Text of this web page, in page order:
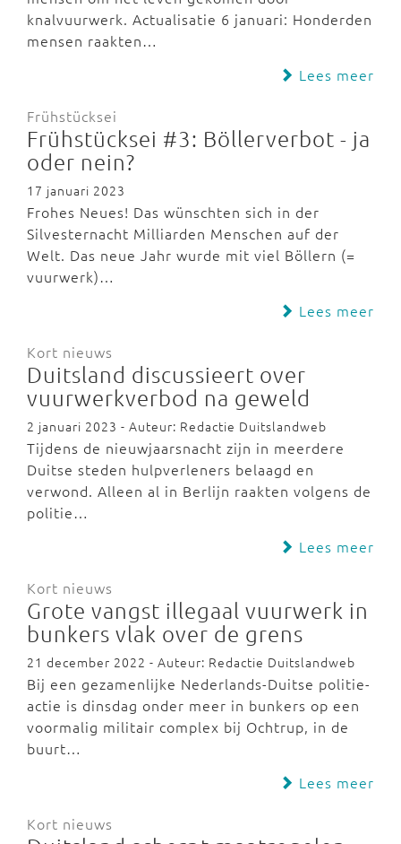
knalvuurwerk. Actualisatie 6 januari: Honderden
mensen raakten…
Lees meer
Frühstücksei
Frühstücksei #3: Böllerverbot - ja
oder nein?
17 januari 2023
Frohes Neues! Das wünschten sich in der
Silvesternacht Milliarden Menschen auf der
Welt. Das neue Jahr wurde mit viel Böllern (=
vuurwerk)…
Lees meer
Kort nieuws
Duitsland discussieert over
vuurwerkverbod na geweld
2 januari 2023 - Auteur: Redactie Duitslandweb
Tijdens de nieuwjaarsnacht zijn in meerdere
Duitse steden hulpverleners belaagd en
verwond. Alleen al in Berlijn raakten volgens de
politie…
Lees meer
Kort nieuws
Grote vangst illegaal vuurwerk in
bunkers vlak over de grens
21 december 2022 - Auteur: Redactie Duitslandweb
Bij een gezamenlijke Nederlands-Duitse politie-
actie is dinsdag onder meer in bunkers op een
voormalig militair complex bij Ochtrup, in de
buurt…
Lees meer
Kort nieuws